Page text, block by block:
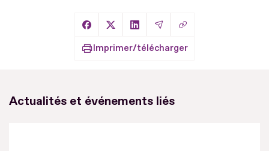
Partager sur Facebook
Partager sur X
Partager sur LinkedIn
Partager par Email
Copier le lien
Imprimer/télécharger
Actualités et événements liés